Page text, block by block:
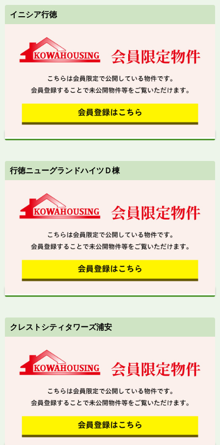
イニシア行徳
行徳ニューグランドハイツＤ棟
クレストシティタワーズ浦安